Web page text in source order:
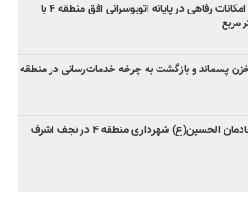
احداث و تکمیل امکانات رفاهی در پایانه اتوبوسرانی افق منطقه ۴ با
۱۷۵ مخزن پسماند و بازگشت به چرخه خدمات‌رسانی در منطقه
الحسین(ع) شهرداری منطقه ۴ در نجف اشرف